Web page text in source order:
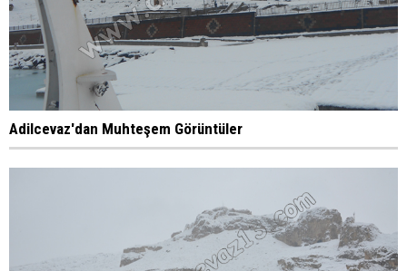
Adilcevaz'dan Muhteşem Görüntüler